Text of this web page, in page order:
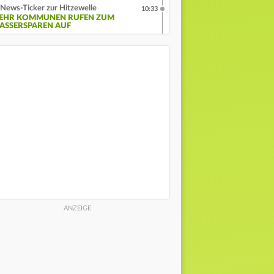
News-Ticker zur Hitzewelle
KOMMUNEN RUFEN ZUM
AUF
10:33